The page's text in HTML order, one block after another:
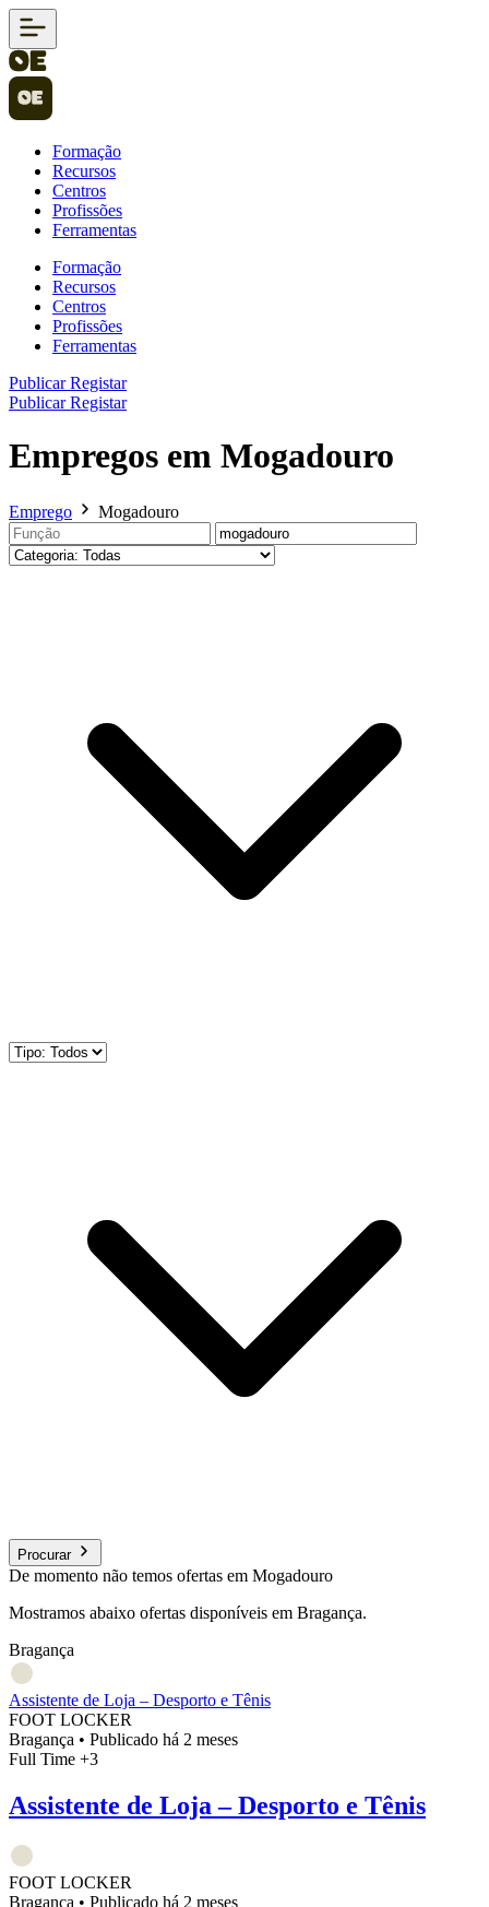
Formação
Recursos
Centros
Profissões
Ferramentas
Formação
Recursos
Centros
Profissões
Ferramentas
PublicarRegistar
PublicarRegistar
Empregos em Mogadouro
Emprego Mogadouro
Procurar
De momento não temos ofertas em Mogadouro
Mostramos abaixo ofertas disponíveis em Bragança.
Bragança
Assistente de Loja – Desporto e Tênis
FOOT LOCKER
Bragança • Publicado há 2 meses
Full Time +3
Assistente de Loja – Desporto e Tênis
FOOT LOCKER
Bragança • Publicado há 2 meses